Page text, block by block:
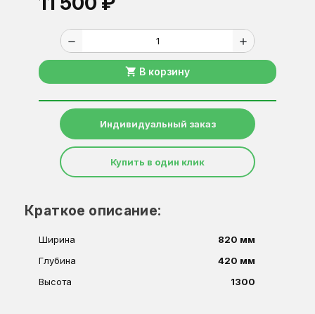
remove add
shopping_cart В корзину
Индивидуальный заказ
Купить в один клик
Краткое описание:
Ширина
820 мм
Глубина
420 мм
Высота
1300